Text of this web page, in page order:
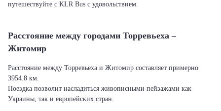
путешествуйте с KLR Bus с удовольствием.
Расстояние между городами Торревьеха –
Житомир
Расстояние между Торревьеха и Житомир составляет примерно
3954.8 км.
Поездка позволит насладиться живописными пейзажами как
Украины, так и европейских стран.